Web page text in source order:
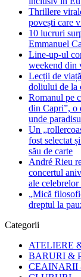
Thrillere
povești care
10 lucruri
Emmanuel
Line-up-ul
weekend din
Lecții de
doliului de la
Romanul pe
din Capri”, o
unde
Un
fost selectat
său de carte
André Rieu
concertul
ale celebrelor
„Mică
dreptul la
Categorii
ATELIERE
BARURI &
CEAINARII